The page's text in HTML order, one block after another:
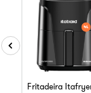
Fritadeira